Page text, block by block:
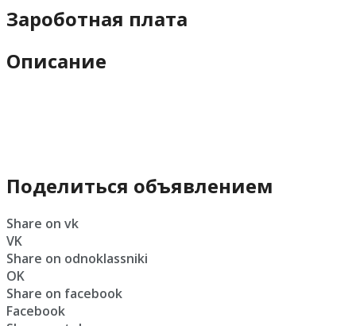
Зароботная плата
Описание
Поделиться объявлением
Share on vk
VK
Share on odnoklassniki
OK
Share on facebook
Facebook